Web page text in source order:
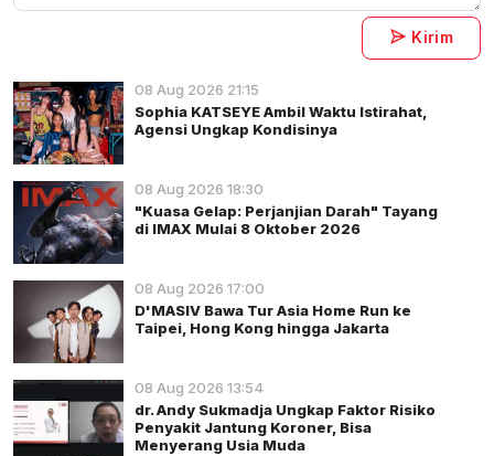
Kirim
08 Aug 2026 21:15
Sophia KATSEYE Ambil Waktu Istirahat,
Agensi Ungkap Kondisinya
08 Aug 2026 18:30
"Kuasa Gelap: Perjanjian Darah" Tayang
di IMAX Mulai 8 Oktober 2026
08 Aug 2026 17:00
D'MASIV Bawa Tur Asia Home Run ke
Taipei, Hong Kong hingga Jakarta
08 Aug 2026 13:54
dr. Andy Sukmadja Ungkap Faktor Risiko
Penyakit Jantung Koroner, Bisa
Menyerang Usia Muda